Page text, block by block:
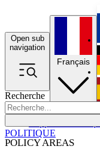
Open sub
navigation
Recherche
POLICY AREAS
Français
POLITIQUE